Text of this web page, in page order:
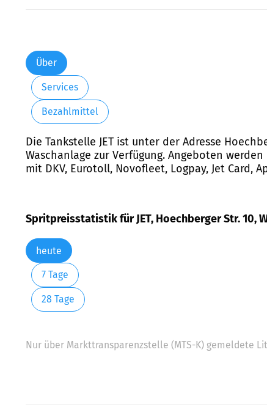
Über
Services
Bezahlmittel
Die Tankstelle JET ist unter der Adresse
Waschanlage zur Verfügung. Angeboten
mit DKV, Eurotoll, Novofleet, Logpay, Jet Card,
Spritpreisstatistik für JET, Hoechberger Str. 10,
heute
7 Tage
28 Tage
Nur über Markttransparenzstelle (MTS-K) gemeldete